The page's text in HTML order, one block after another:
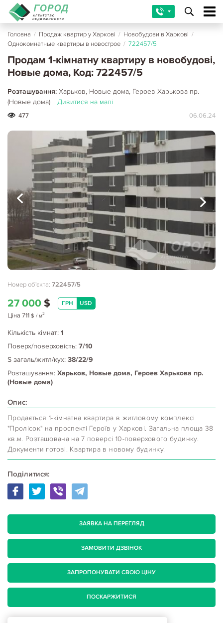
Головна / Продаж квартир у Харкові / Новобудови в Харкові /
Однокомнатные квартиры в новострое / 722457/5
Продам 1-кімнатну квартиру в новобудові,
Новые дома, Код: 722457/5
Розташування: Харьков, Новые дома, Героев Харькова пр.
(Новые дома)
Дивитися на мапі
477 06.06.24
Номер об'єкта: 722457/5
27 000 $ ГРН USD
Ціна 711 $ / м2
Кількість кімнат: 1
Поверх/поверховість: 7/10
S загаль/житл/кух: 38/22/9
Розташування: Харьков, Новые дома, Героев Харькова пр.
(Новые дома)
Опис:
Продається 1-кімнатна квартира в житловому комплексі
"Пролісок" на проспекті Героїв у Харкові. Загальна площа 38
кв.м. Розташована на 7 поверсі 10-поверхового будинку.
Документи готові. Квартира в новому будинку.
Поділитися:
ЗАЯВКА НА ПЕРЕГЛЯД
ЗАМОВИТИ ДЗВІНОК
ЗАПРОПОНУВАТИ СВОЮ ЦІНУ
ПОСКАРЖИТИСЯ